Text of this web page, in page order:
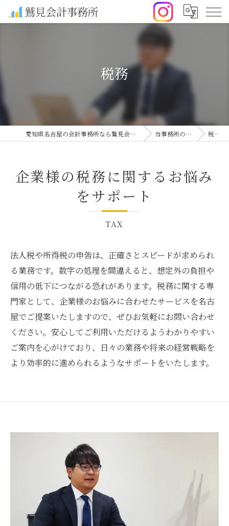
税務
愛知県名古屋の会計事務所なら鷲見会計事務所 当事務所の特徴 税務
企業様の税務に関するお悩み
をサポート
TAX
法人税や所得税の申告は、正確さとスピードが求められ
る業務です。数字の処理を間違えると、想定外の負担や
信用の低下につながる恐れがあります。税務に関する専
門家として、企業様のお悩みに合わせたサービスを名古
屋でご提案いたしますので、ぜひお気軽にお問い合わせ
ください。安心してご利用いただけるようわかりやすい
ご案内を心がけており、日々の業務や将来の経営戦略を
より効率的に進められるようなサポートをいたします。